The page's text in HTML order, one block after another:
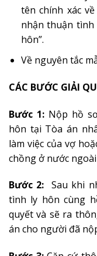
tên chính xác
nhận thuận tình
hôn”.
Về nguyên tắc
CÁC BƯỚC GIẢI
Bước 1: Nộp hồ
hôn tại Tòa án
làm việc của vợ
chồng ở nước
Bước 2: Sau khi
tình ly hôn cùng
quyết và sẽ ra
án cho người đã